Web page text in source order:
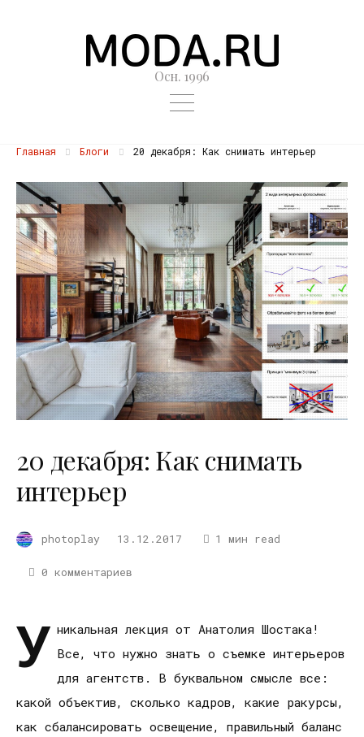
Осн. 1996
Главная Блоги 20 декабря: Как снимать интерьер
20 декабря: Как снимать
интерьер
photoplay 13.12.2017 1 мин read
0 комментариев
У никальная лекция от Анатолия Шостака!
Все, что нужно знать о съемке интерьеров
для агентств. В буквальном смысле все:
какой объектив, сколько кадров, какие ракурсы,
как сбалансировать освещение, правильный баланс